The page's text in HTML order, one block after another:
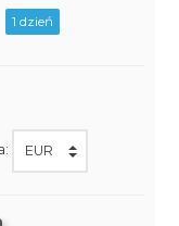
1 dzień